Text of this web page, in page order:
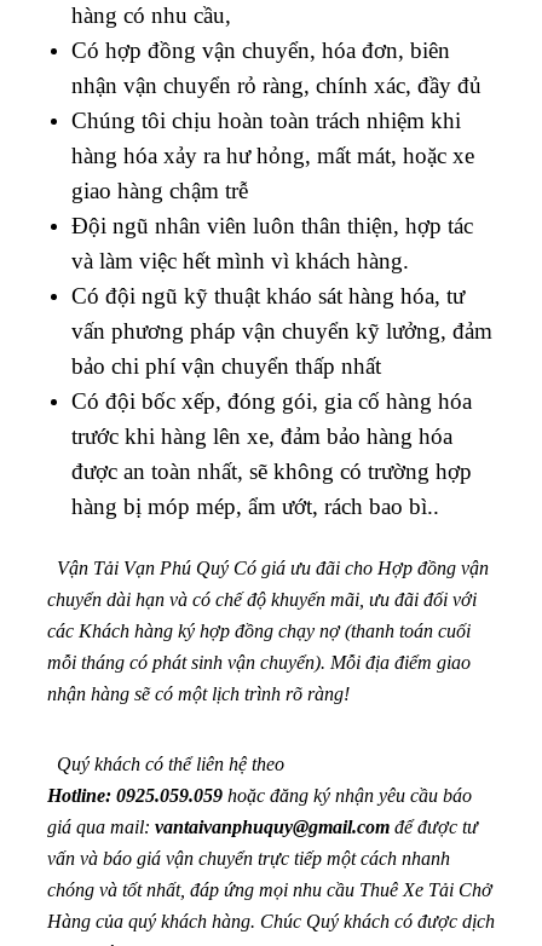
hàng có nhu cầu,
Có hợp đồng vận chuyển, hóa đơn, biên
nhận vận chuyển rỏ ràng, chính xác, đầy đủ
Chúng tôi chịu hoàn toàn trách nhiệm khi
hàng hóa xảy ra hư hỏng, mất mát, hoặc xe
giao hàng chậm trễ
Đội ngũ nhân viên luôn thân thiện, hợp tác
và làm việc hết mình vì khách hàng.
Có đội ngũ kỹ thuật kháo sát hàng hóa, tư
vấn phương pháp vận chuyển kỹ lưởng, đảm
bảo chi phí vận chuyển thấp nhất
Có đội bốc xếp, đóng gói, gia cố hàng hóa
trước khi hàng lên xe, đảm bảo hàng hóa
được an toàn nhất, sẽ không có trường hợp
hàng bị móp mép, ẩm ướt, rách bao bì..
Vận Tải Vạn Phú Quý Có giá ưu đãi cho Hợp đồng vận
chuyển dài hạn và có chế độ khuyến mãi, ưu đãi đối với
các Khách hàng ký hợp đồng chạy nợ (thanh toán cuối
mỗi tháng có phát sinh vận chuyển). Mỗi địa điểm giao
nhận hàng sẽ có một lịch trình rõ ràng!
Quý khách có thể liên hệ theo
Hotline: 0925.059.059 hoặc đăng ký nhận yêu cầu báo
giá qua mail: vantaivanphuquy@gmail.com để được tư
vấn và báo giá vận chuyển trực tiếp một cách nhanh
chóng và tốt nhất, đáp ứng mọi nhu cầu Thuê Xe Tải Chở
Hàng của quý khách hàng. Chúc Quý khách có được dịch